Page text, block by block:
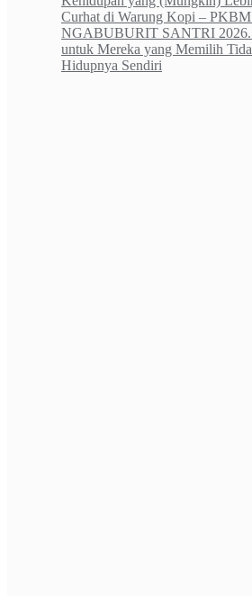
Curhat di Warung Kopi –
NGABUBURIT SANTRI 2026.
untuk Mereka yang Memilih
Hidupnya Sendiri